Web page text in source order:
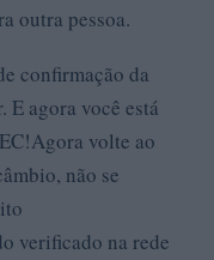
outra pessoa.
confirmação da
E agora você está
volte ao
não se
verificado na rede